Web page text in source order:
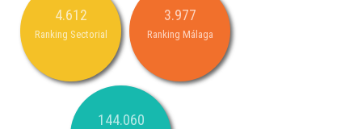
4.612
Ranking Sectorial
3.977
Ranking Málaga
144.060